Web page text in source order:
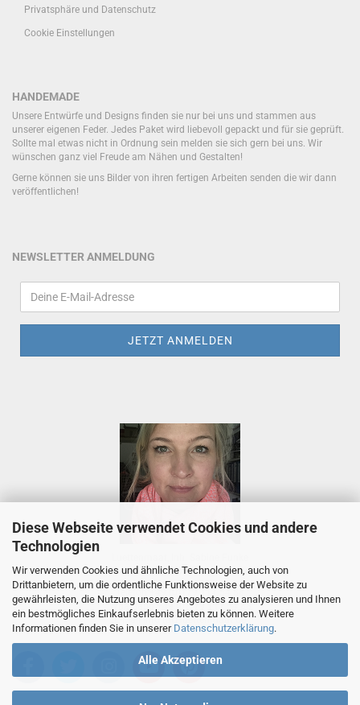
Diese Webseite verwendet Cookies und andere
Technologien
Wir verwenden Cookies und ähnliche Technologien, auch von
Drittanbietern, um die ordentliche Funktionsweise der Website zu
gewährleisten, die Nutzung unseres Angebotes zu analysieren und Ihnen
ein bestmögliches Einkaufserlebnis bieten zu können. Weitere
Informationen finden Sie in unserer Datenschutzerklärung.
Alle Akzeptieren
Privatsphäre und Datenschutz
Cookie Einstellungen
HANDEMADE
Unsere Entwürfe und Designs finden sie nur bei uns und stammen aus
unserer eigenen Feder. Jedes Paket wird liebevoll gepackt und für sie geprüft.
Sollte mal etwas nicht in Ordnung sein melden sie sich gern bei uns. Wir
wünschen ganz viel Freude am Nähen und Gestalten!
Gerne können sie uns Bilder von ihren fertigen Arbeiten senden die wir dann
veröffentlichen!
NEWSLETTER ANMELDUNG
Tietjenstr. 2, 26655 Westerstede
Telefon +49 (0)179 111 54 88
Whatsapp +49 (0)179 111 54 88
E-Mailinfo (at) luettenmaat.de